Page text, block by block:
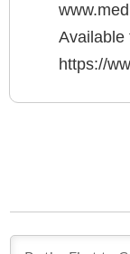
Available
https://